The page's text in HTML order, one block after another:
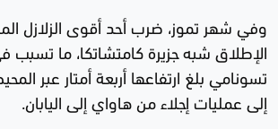
وفي شهر تموز، ضرب أحد أقوى الزلازل
الإطلاق شبه جزيرة كامتشاتكا، ما
تسونامي بلغ ارتفاعها أربعة أمتار عبر
إلى عمليات إجلاء من هاواي إلى اليابان.